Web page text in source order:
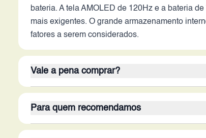
bateria. A tela AMOLED de 120Hz e a bateria
mais exigentes. O grande armazenamento
fatores a serem considerados.
Vale a pena comprar?
pontos fortes, como a tela AMOLED de 120Hz
é um diferencial importante. A ausência de
Para quem recomendamos